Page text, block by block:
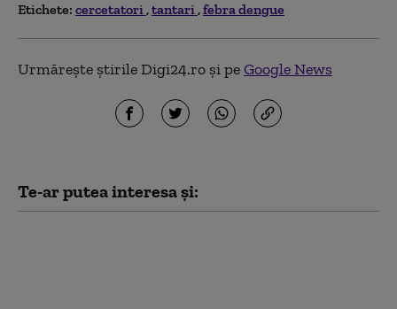
Etichete: cercetatori tantari febra dengue
Urmărește știrile Digi24.ro și peGoogle News
Te-ar putea interesa și: